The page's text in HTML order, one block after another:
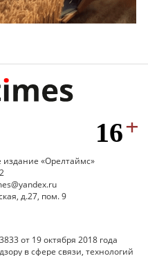
издание «Орелтаймс»
д.27, пом. 9
от 19 октября 2018 года
в сфере связи, технологий